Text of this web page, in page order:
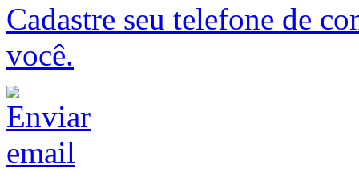
Cadastre seu telefone de
você.